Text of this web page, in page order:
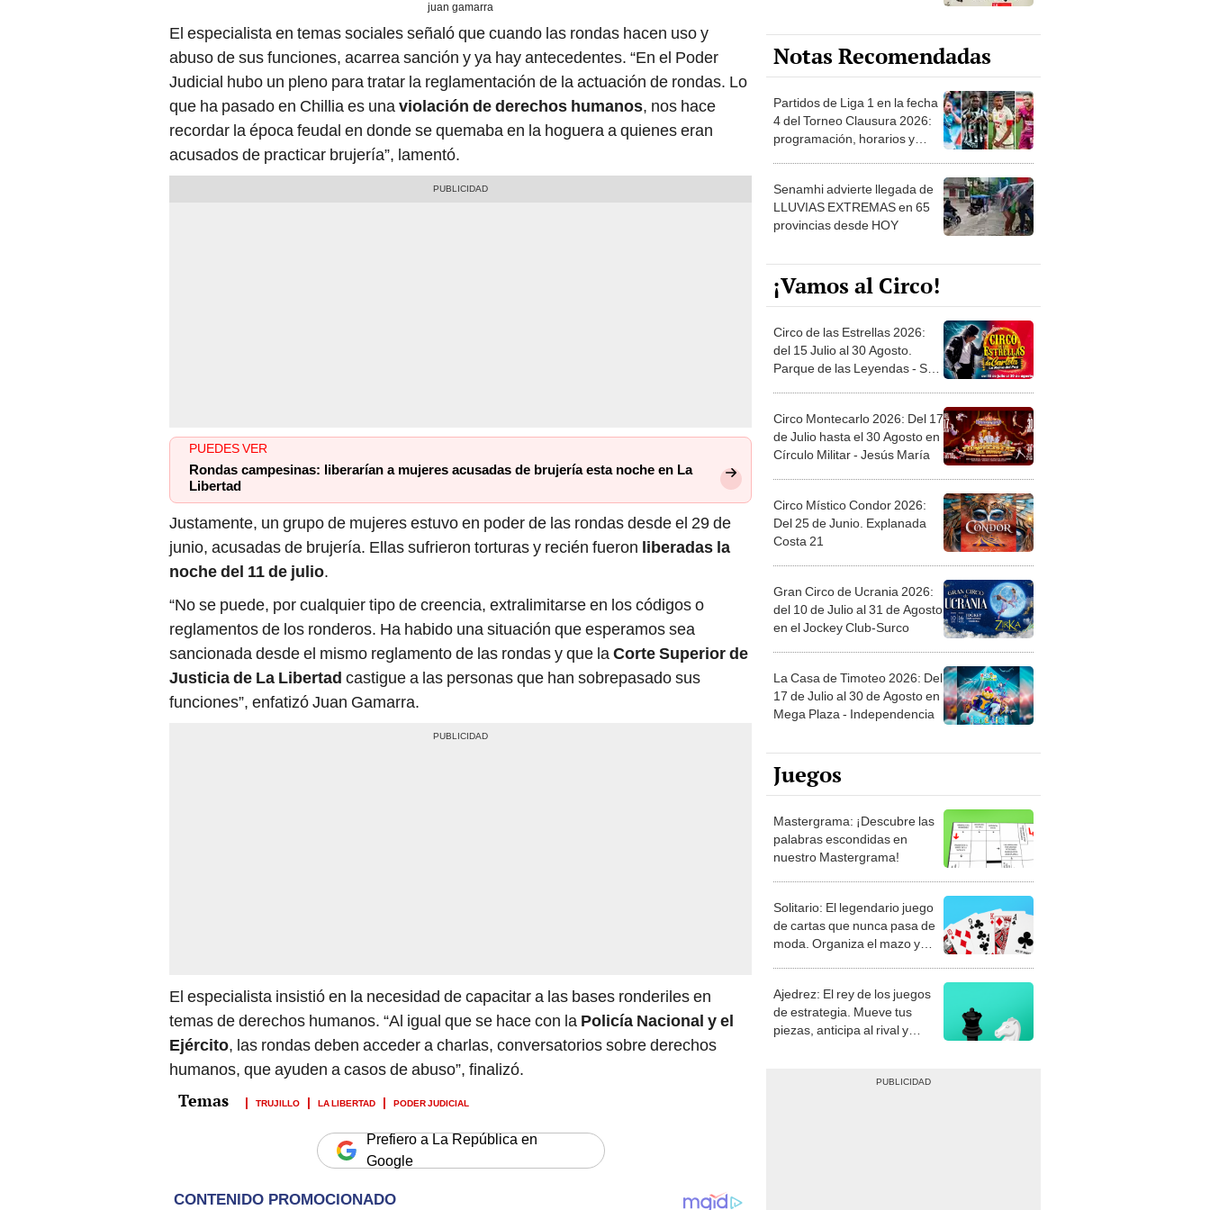
juan gamarra
El especialista en temas sociales señaló que cuando las rondas hacen uso y
abuso de sus funciones, acarrea sanción y ya hay antecedentes. “En el Poder
Judicial hubo un pleno para tratar la reglamentación de la actuación de rondas. Lo
que ha pasado en Chillia es unaviolación de derechos humanos, nos hace
recordar la época feudal en donde se quemaba en la hoguera a quienes eran
acusados de practicar brujería”, lamentó.
PUEDES VER
Rondas campesinas: liberarían a mujeres acusadas de brujería esta noche en La
Libertad
Justamente, un grupo de mujeres estuvo en poder de las rondas desde el 29 de
junio, acusadas de brujería. Ellas sufrieron torturas y recién fueron liberadas la
noche del 11 de julio.
“No se puede, por cualquier tipo de creencia, extralimitarse en los códigos o
reglamentos de los ronderos. Ha habido una situación que esperamos sea
sancionada desde el mismo reglamento de las rondas y que laCorte Superior de
Justicia de La Libertad castigue a las personas que han sobrepasado sus
funciones”, enfatizó Juan Gamarra.
El especialista insistió en la necesidad de capacitar a las bases ronderiles en
temas de derechos humanos. “Al igual que se hace con la Policía Nacional y el
Ejército, las rondas deben acceder a charlas, conversatorios sobre derechos
humanos, que ayuden a casos de abuso”, finalizó.
TRUJILLO LA LIBERTAD PODER JUDICIAL
Prefiero a La República en
Google
Notas Recomendadas
Partidos de Liga 1 en la fecha
4 del Torneo Clausura 2026:
programación, horarios y
Senamhi advierte llegada de
LLUVIAS EXTREMAS en 65
provincias desde HOY
¡Vamos al Circo!
Circo de las Estrellas 2026:
del 15 Julio al 30 Agosto.
Parque de las Leyendas - San
Circo Montecarlo 2026: Del 17
de Julio hasta el 30 Agosto en
Círculo Militar - Jesús María
Circo Místico Condor 2026:
Del 25 de Junio. Explanada
Costa 21
Gran Circo de Ucrania 2026:
del 10 de Julio al 31 de Agosto
en el Jockey Club-Surco
La Casa de Timoteo 2026: Del
17 de Julio al 30 de Agosto en
Mega Plaza - Independencia
Juegos
Mastergrama: ¡Descubre las
palabras escondidas en
nuestro Mastergrama!
Solitario: El legendario juego
de cartas que nunca pasa de
moda. Organiza el mazo y
Ajedrez: El rey de los juegos
de estrategia. Mueve tus
piezas, anticipa al rival y